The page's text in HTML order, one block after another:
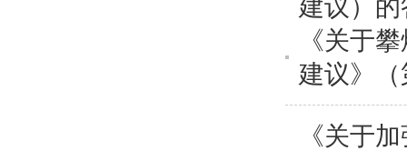
建议）的
《关于
建议》
《关于